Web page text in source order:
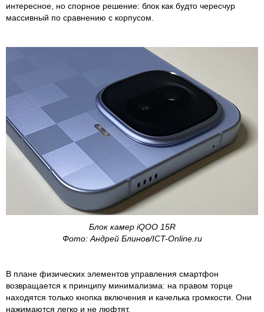
интересное, но спорное решение: блок как будто чересчур
массивный по сравнению с корпусом.
Блок камер iQOO 15R
Фото: Андрей Блинов/ICT-Online.ru
В плане физических элементов управления смартфон
возвращается к принципу минимализма: на правом торце
находятся только кнопка включения и качелька громкости. Они
нажимаются легко и не люфтят.